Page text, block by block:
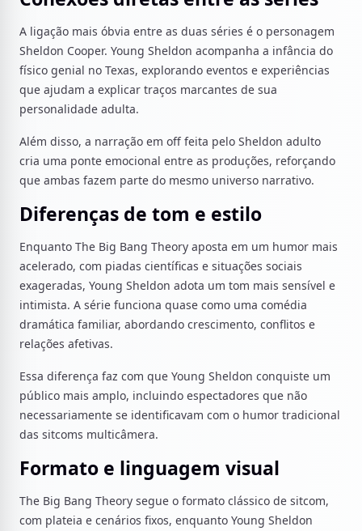
A ligação mais óbvia entre as duas séries é o personagem
Sheldon Cooper. Young Sheldon acompanha a infância do
físico genial no Texas, explorando eventos e experiências
que ajudam a explicar traços marcantes de sua
personalidade adulta.
Além disso, a narração em off feita pelo Sheldon adulto
cria uma ponte emocional entre as produções, reforçando
que ambas fazem parte do mesmo universo narrativo.
Diferenças de tom e estilo
Enquanto The Big Bang Theory aposta em um humor mais
acelerado, com piadas científicas e situações sociais
exageradas, Young Sheldon adota um tom mais sensível e
intimista. A série funciona quase como uma comédia
dramática familiar, abordando crescimento, conflitos e
relações afetivas.
Essa diferença faz com que Young Sheldon conquiste um
público mais amplo, incluindo espectadores que não
necessariamente se identificavam com o humor tradicional
das sitcoms multicâmera.
Formato e linguagem visual
The Big Bang Theory segue o formato clássico de sitcom,
com plateia e cenários fixos, enquanto Young Sheldon